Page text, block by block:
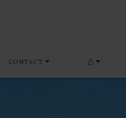
CONTACT